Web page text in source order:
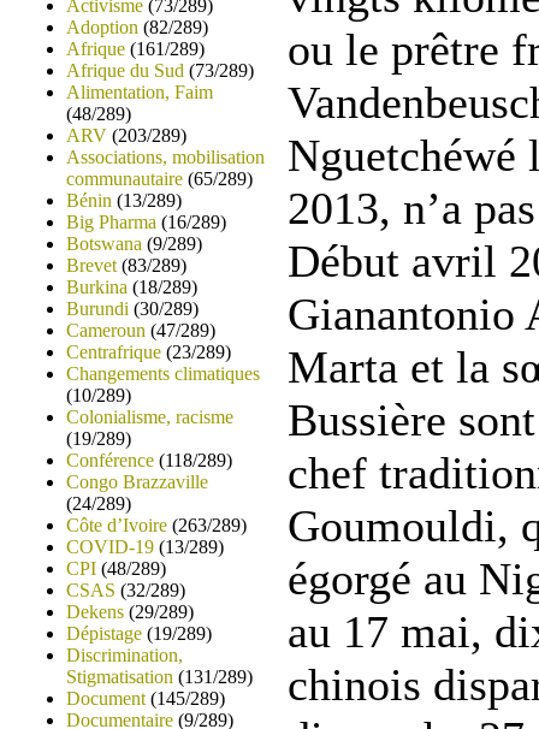
Activisme (73/289)
Adoption (82/289)
Afrique (161/289)
Afrique du Sud (73/289)
Alimentation, Faim
(48/289)
ARV (203/289)
Associations, mobilisation
communautaire (65/289)
Bénin (13/289)
Big Pharma (16/289)
Botswana (9/289)
Brevet (83/289)
Burkina (18/289)
Burundi (30/289)
Cameroun (47/289)
Centrafrique (23/289)
Changements climatiques
(10/289)
Colonialisme, racisme
(19/289)
Conférence (118/289)
Congo Brazzaville
(24/289)
Côte d’Ivoire (263/289)
COVID-19 (13/289)
CPI (48/289)
CSAS (32/289)
Dekens (29/289)
Dépistage (19/289)
Discrimination,
Stigmatisation (131/289)
Document (145/289)
Documentaire (9/289)
ou le prêtre
Nguetchéwé
2013, n’a
Début avril
Gianantonio
Marta et la
Bussière
chef
Goumouldi,
égorgé au
au 17 mai,
chinois